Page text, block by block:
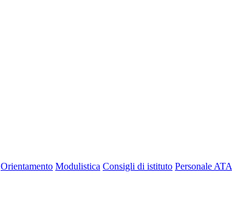
Orientamento Modulistica Consigli di istituto Personale ATA